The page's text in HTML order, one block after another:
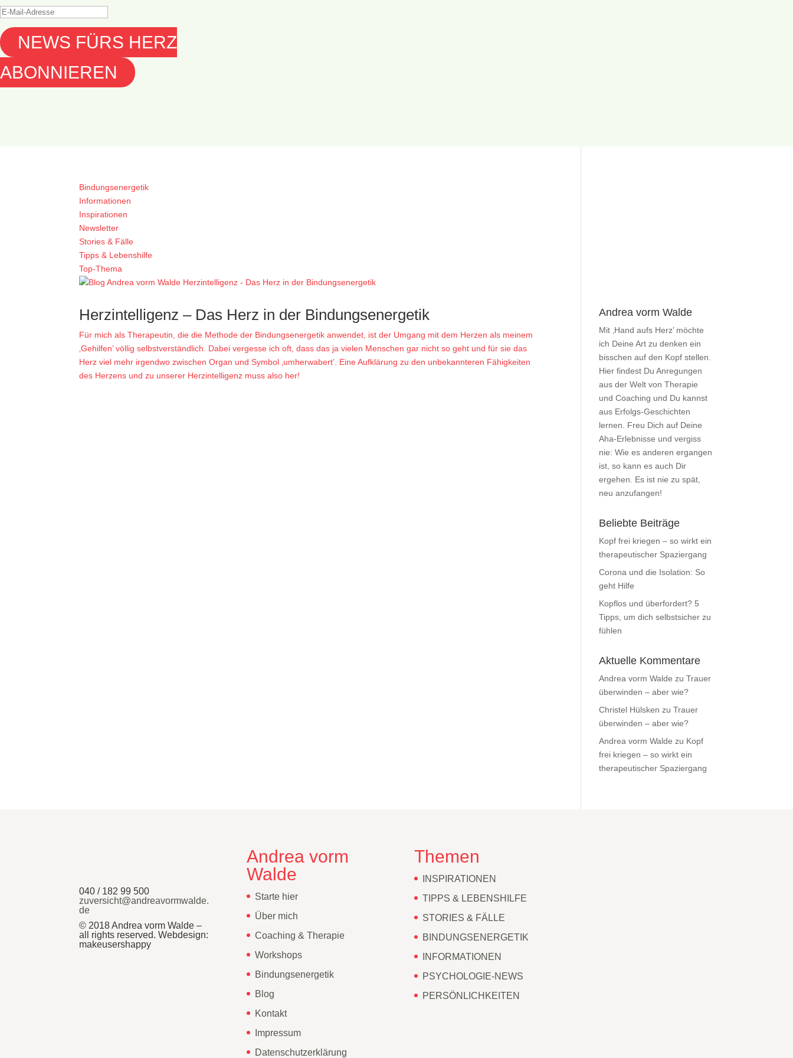
NEWS FÜRS HERZ
ABONNIEREN
Bindungsenergetik
Informationen
Inspirationen
Newsletter
Stories & Fälle
Tipps & Lebenshilfe
Top-Thema
Herzintelligenz – Das Herz in der Bindungsenergetik
Für mich als Therapeutin, die die Methode der Bindungsenergetik anwendet, ist der Umgang mit dem Herzen als meinem
‚Gehilfen’ völlig selbstverständlich. Dabei vergesse ich oft, dass das ja vielen Menschen gar nicht so geht und für sie das
Herz viel mehr irgendwo zwischen Organ und Symbol ‚umherwabert’. Eine Aufklärung zu den unbekannteren Fähigkeiten
des Herzens und zu unserer Herzintelligenz muss also her!
Andrea vorm Walde
Mit ‚Hand aufs Herz’ möchte
ich Deine Art zu denken ein
bisschen auf den Kopf stellen.
Hier findest Du Anregungen
aus der Welt von Therapie
und Coaching und Du kannst
aus Erfolgs-Geschichten
lernen. Freu Dich auf Deine
Aha-Erlebnisse und vergiss
nie: Wie es anderen ergangen
ist, so kann es auch Dir
ergehen. Es ist nie zu spät,
neu anzufangen!
Beliebte Beiträge
Kopf frei kriegen – so wirkt ein
therapeutischer Spaziergang
Corona und die Isolation: So
geht Hilfe
Kopflos und überfordert? 5
Tipps, um dich selbstsicher zu
fühlen
Aktuelle Kommentare
Andrea vorm Walde zuTrauer
überwinden – aber wie?
Christel Hülsken zuTrauer
überwinden – aber wie?
Andrea vorm Walde zu Kopf
frei kriegen – so wirkt ein
therapeutischer Spaziergang
040 / 182 99 500
zuversicht@andreavormwalde.
de
© 2018 Andrea vorm Walde –
all rights reserved. Webdesign:
makeusershappy
Andrea vorm
Walde
Starte hier
Über mich
Coaching & Therapie
Workshops
Bindungsenergetik
Blog
Kontakt
Impressum
Datenschutzerklärung
Themen
INSPIRATIONEN
TIPPS & LEBENSHILFE
STORIES & FÄLLE
BINDUNGSENERGETIK
INFORMATIONEN
PSYCHOLOGIE-NEWS
PERSÖNLICHKEITEN